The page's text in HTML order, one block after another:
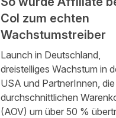
Col zum echten
Wachstumstreiber
Launch in Deutschland,
dreistelliges Wachstum in
USA und PartnerInnen,
durchschnittlichen
(AOV) um über 50 %